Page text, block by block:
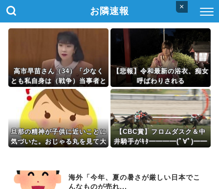
×
お隣速報
高市早苗さん（34）「少なく
とも私自身は（戦争）当事者と
はいえない世代ですから、反省
なんかしておりませんし、反省
を求められるいわれもないと思
っております」
【悲報】令和最新の浴衣、痴女
呼ばわりされる
旦那の精神が子供に近いことに
気づいた。おじゃる丸を見て大
【CBC賞】フロムダスク＆中
井騎手がｷﾀ━━━━(ﾟ∀ﾟ)━━
海外「今年、夏の暑さが厳しい日本でこ
んなものが売れ...